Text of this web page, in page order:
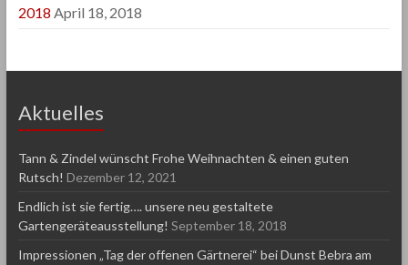
2018 April 18, 2018
Aktuelles
Tann & Zindel wünscht Frohe Weihnachten & einen guten
Rutsch! Dezember 12, 2021
Endlich ist sie fertig…. unsere neu gestaltete
Gartengeräteausstellung! September 18, 2018
Impressionen „Tag der offenen Gärtnerei“ bei Dunst Bebra am